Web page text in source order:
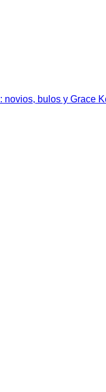
novios, bulos y Grace